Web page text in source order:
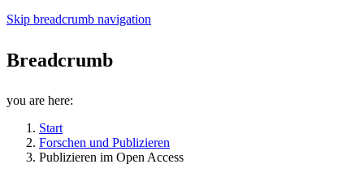
Skip breadcrumb navigation
Breadcrumb
you are here:
Start
Forschen und Publizieren
Publizieren im Open Access